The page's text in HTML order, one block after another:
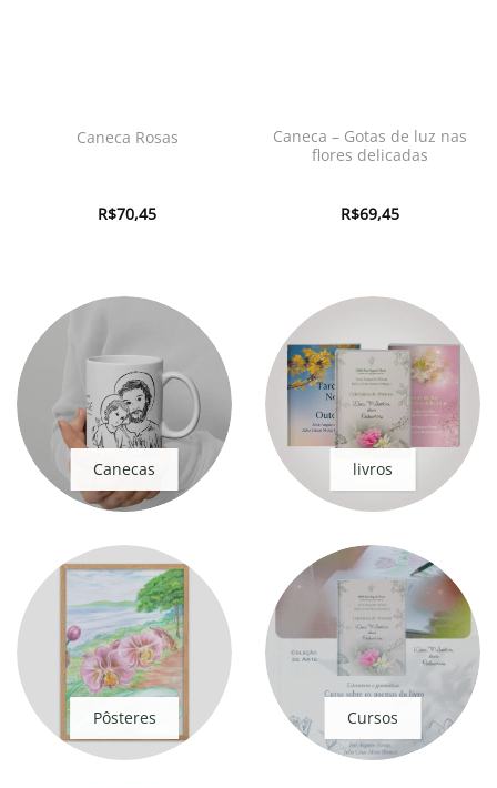
Caneca Rosas
R$70,45
Caneca – Gotas de luz nas
flores delicadas
R$69,45
Canecas livros
Pôsteres Cursos